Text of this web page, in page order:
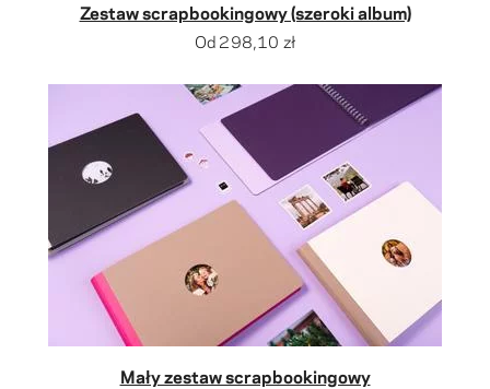
Zestaw scrapbookingowy (szeroki album)
Od298,10 zł
Mały zestaw scrapbookingowy